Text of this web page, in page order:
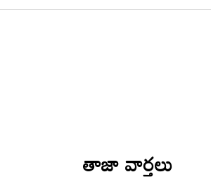
తాజా వార్తలు